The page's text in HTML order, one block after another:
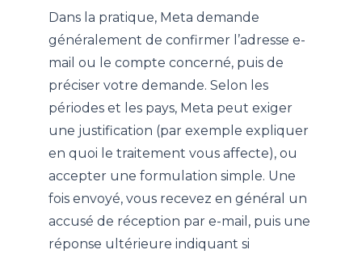
Dans la pratique, Meta demande
généralement de confirmer l’adresse e-
mail ou le compte concerné, puis de
préciser votre demande. Selon les
périodes et les pays, Meta peut exiger
une justification (par exemple expliquer
en quoi le traitement vous affecte), ou
accepter une formulation simple. Une
fois envoyé, vous recevez en général un
accusé de réception par e-mail, puis une
réponse ultérieure indiquant si